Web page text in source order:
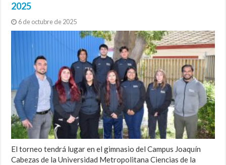
2025
6 de octubre de 2025
El torneo tendrá lugar en el gimnasio del Campus Joaquín
Cabezas de la Universidad Metropolitana Ciencias de la